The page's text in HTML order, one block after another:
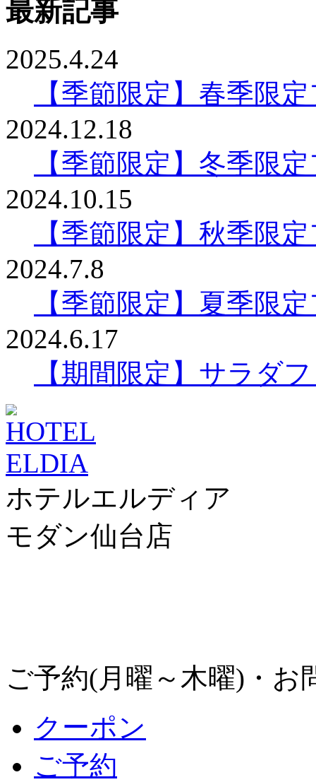
最新記事
2025.4.24
【季節限定】春季限
2024.12.18
【季節限定】冬季限
2024.10.15
【季節限定】秋季限
2024.7.8
【季節限定】夏季限
2024.6.17
【期間限定】サラダ
ホテルエルディア
モダン仙台店
ご予約(月曜～木曜)・お
クーポン
ご予約